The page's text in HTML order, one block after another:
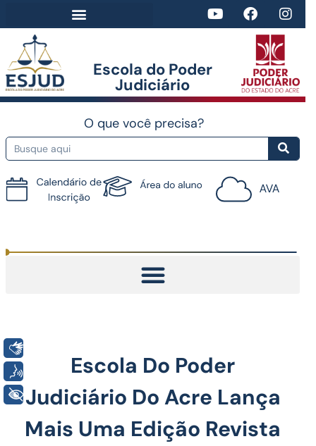
Escola do Poder
Judiciário​
O que você precisa?
Escola Do Poder
Judiciário Do Acre Lança
Mais Uma Edição Revista
+ Acessibilidade